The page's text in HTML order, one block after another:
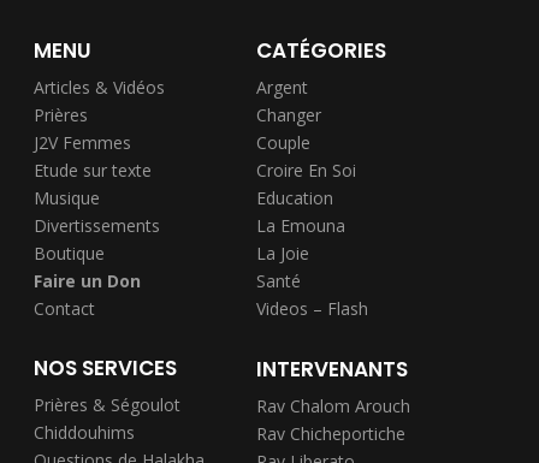
MENU
Articles & Vidéos
Prières
J2V Femmes
Etude sur texte
Musique
Divertissements
Boutique
Faire un Don
Contact
CATÉGORIES
Argent
Changer
Couple
Croire En Soi
Education
La Emouna
La Joie
Santé
Videos – Flash
NOS SERVICES
Prières & Ségoulot
Chiddouhims
INTERVENANTS
Rav Chalom Arouch
Rav Chicheportiche